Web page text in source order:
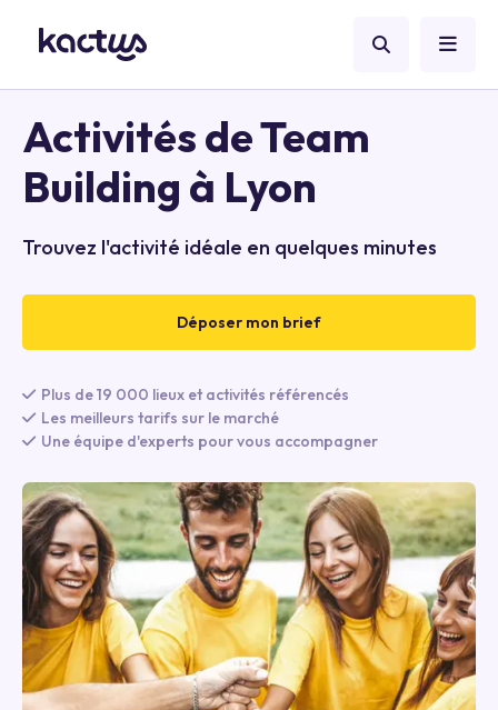
Activités de Team
Building à Lyon
Trouvez l'activité idéale en quelques minutes
Déposer mon brief
Plus de 19 000 lieux et activités référencés
Les meilleurs tarifs sur le marché
Une équipe d'experts pour vous accompagner